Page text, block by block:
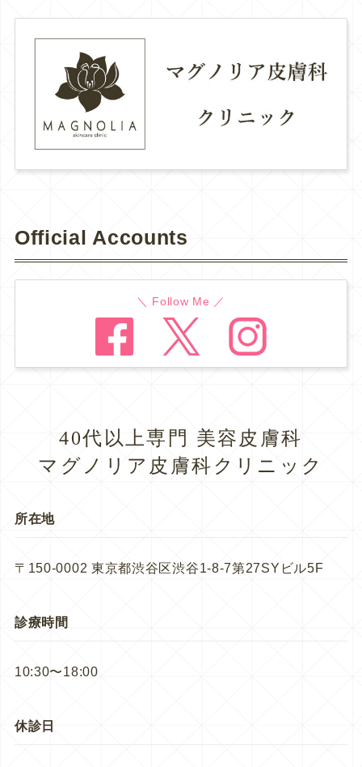
Official Accounts
＼ Follow Me ／
40代以上専門 美容皮膚科
マグノリア皮膚科クリニック
所在地
〒150-0002 東京都渋谷区渋谷1-8-7第27SYビル5F
診療時間
10:30〜18:00
休診日